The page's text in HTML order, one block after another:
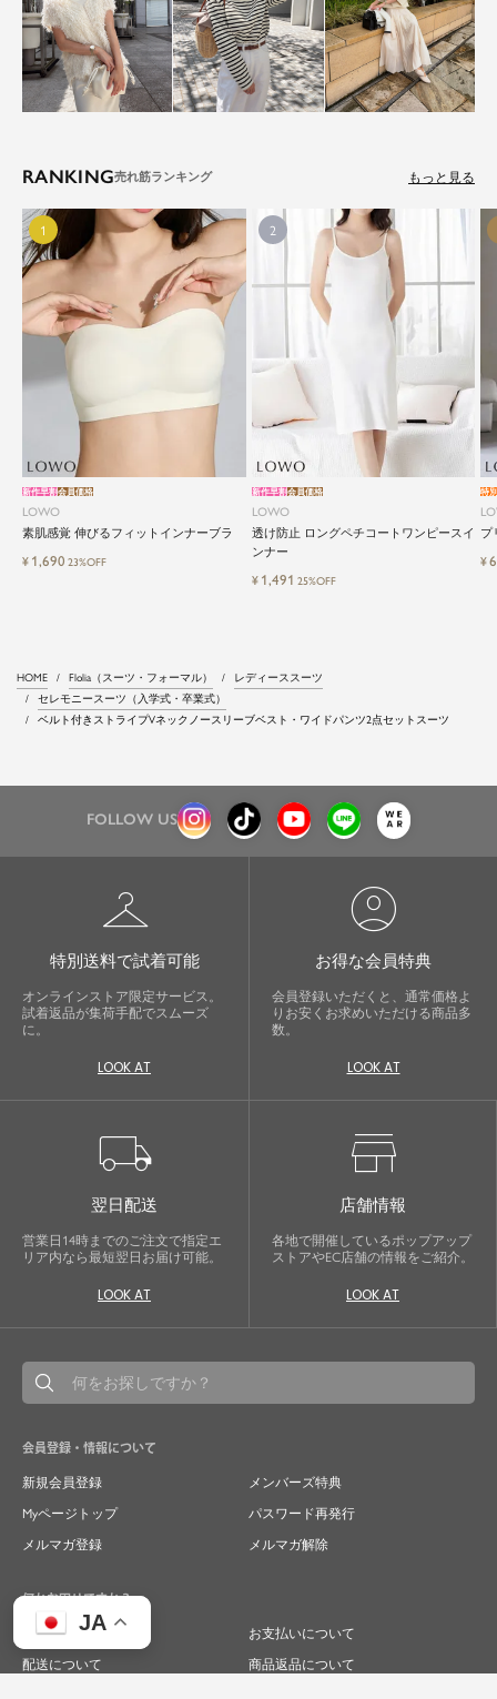
JA
RANKING もっと見る
LOWO
素肌感覚 伸びるフィットインナーブラ
新作早割会員価格
¥ 1,690 23%OFF
LOWO
透け防止 ロングペチコートワンピースイ
ンナー
新作早割会員価格
¥ 1,491 25%OFF
プ
特
¥
HOME Flolia（スーツ・フォーマル）
レディーススーツ
セレモニースーツ（入学式・卒業式）
ベルト付きストライプVネックノースリーブベスト・ワイドパンツ2点セットスーツ
FOLLOW US
checkroom
特別送料で試着可能
オンラインストア限定サービス。
試着返品が集荷手配でスムーズ
に。
LOOK AT
account_circle
お得な会員特典
会員登録いただくと、通常価格よ
りお安くお求めいただける商品多
数。
LOOK AT
local_shipping
翌日配送
営業日14時までのご注文で指定エ
リア内なら最短翌日お届け可能。
LOOK AT
store
店舗情報
各地で開催しているポップアップ
ストアやEC店舗の情報をご紹介。
LOOK AT
会員登録・情報について
新規会員登録
メンバーズ特典
Myページトップ
パスワード再発行
メルマガ登録
メルマガ解除
何かお困りですか？
ご注文について
お支払いについて
配送について
商品返品について